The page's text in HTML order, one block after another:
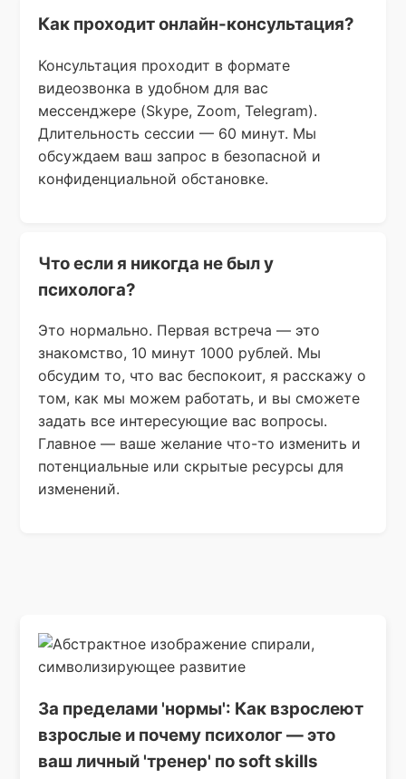
Как проходит онлайн-консультация?
Консультация проходит в формате
видеозвонка в удобном для вас
мессенджере (Skype, Zoom, Telegram).
Длительность сессии — 60 минут. Мы
обсуждаем ваш запрос в безопасной и
конфиденциальной обстановке.
Что если я никогда не был у
психолога?
Это нормально. Первая встреча — это
знакомство, 10 минут 1000 рублей. Мы
обсудим то, что вас беспокоит, я расскажу о
том, как мы можем работать, и вы сможете
задать все интересующие вас вопросы.
Главное — ваше желание что-то изменить и
потенциальные или скрытые ресурсы для
изменений.
За пределами 'нормы': Как взрослеют
взрослые и почему психолог — это
ваш личный 'тренер' по soft skills